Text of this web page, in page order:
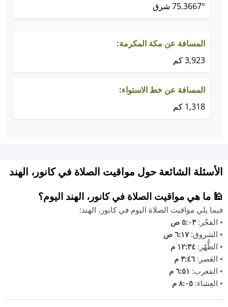
75.3667° شرق
المسافة عن مكة المكرمة:
3,923 كم
المسافة عن خط الاستواء:
1,318 كم
الأسئلة الشائعة حول مواقيت الصلاة في كانور، الهند
🕌 ما هي مواقيت الصلاة في كانور، الهند اليوم؟
فيما يلي مواقيت الصلاة اليوم في كانور، الهند:
• الفجْر:٥:٠٣ ص
• الشروق:٦:١٧ ص
• الظُّهْر: ١٢:٣٤ م
• العَصر: ٣:٤٦ م
• المَغرب: ٦:٥١ م
• العِشاء: ٨:٠٥ م